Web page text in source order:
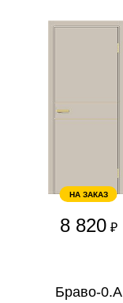
НА ЗАКАЗ
8 820 ₽
Браво-0.А